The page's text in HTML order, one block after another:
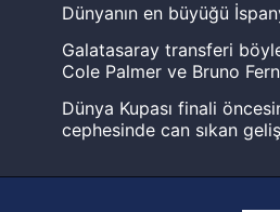
Dünyanın en büyüğü
Galatasaray transferi
Cole Palmer ve Bruno
Dünya Kupası finali
cephesinde can sıkan